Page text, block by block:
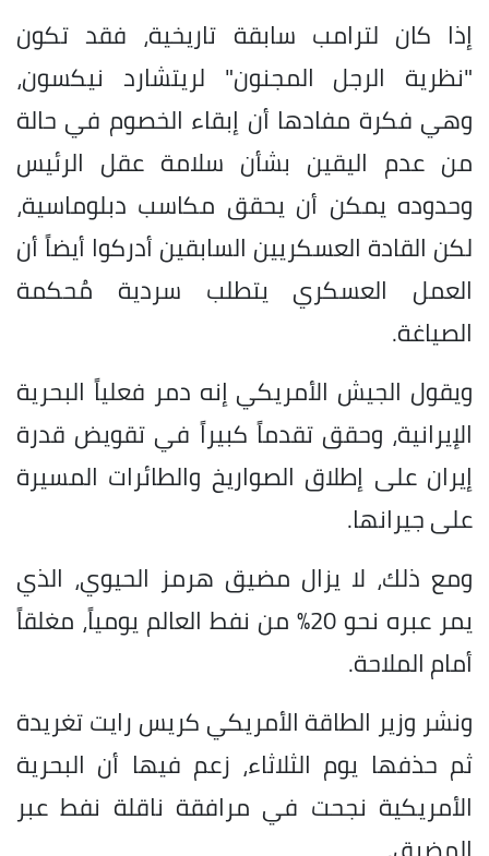
إذا كان لترامب سابقة تاريخية، فقد تكون
"نظرية الرجل المجنون" لريتشارد نيكسون،
وهي فكرة مفادها أن إبقاء الخصوم في حالة
من عدم اليقين بشأن سلامة عقل الرئيس
وحدوده يمكن أن يحقق مكاسب دبلوماسية،
لكن القادة العسكريين السابقين أدركوا أيضاً أن
العمل العسكري يتطلب سردية مُحكمة
الصياغة.
ويقول الجيش الأمريكي إنه دمر فعلياً البحرية
الإيرانية، وحقق تقدماً كبيراً في تقويض قدرة
إيران على إطلاق الصواريخ والطائرات المسيرة
على جيرانها.
ومع ذلك، لا يزال مضيق هرمز الحيوي، الذي
يمر عبره نحو 20% من نفط العالم يومياً، مغلقاً
أمام الملاحة.
ونشر وزير الطاقة الأمريكي كريس رايت تغريدة
ثم حذفها يوم الثلاثاء، زعم فيها أن البحرية
الأمريكية نجحت في مرافقة ناقلة نفط عبر